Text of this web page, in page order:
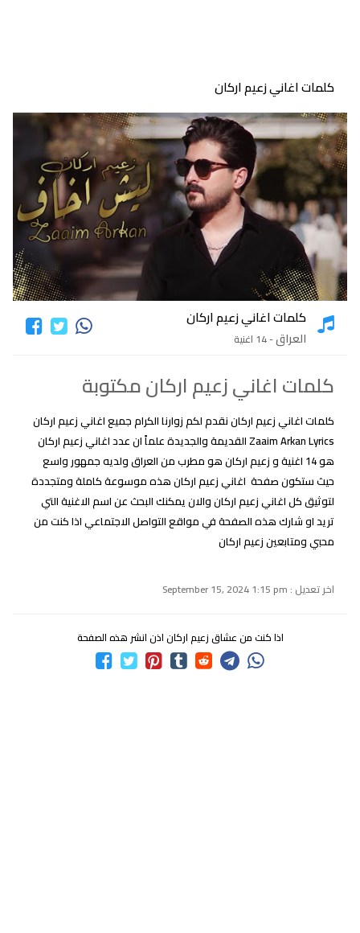
كلمات اغاني زعيم اركان
كلمات اغاني زعيم اركان
العراق- 14 اغنية
كلمات اغاني زعيم اركان مكتوبة
كلمات اغاني زعيم اركان نقدم لكم زوارنا الكرام جميع اغاني زعيم اركان
Zaaim Arkan Lyrics القديمة والجديدة علماً ان عدد اغاني زعيم اركان
هو 14 اغنية و زعيم اركان هو مطرب من العراق ولديه جمهور واسع
حيث ستكون صفحة اغاني زعيم اركان هذه موسوعة كاملة ومتجددة
لتوثيق كل اغاني زعيم اركان والان يمكنك البحث عن اسم الاغنية التي
تريد او شارك هذه الصفحة في مواقع التواصل الاجتماعي اذا كنت من
محبي ومتابعين زعيم اركان
اخر تعديل : September 15, 2024 1:15 pm
اذا كنت من عشاق زعيم اركان اذن انشر هذه الصفحة